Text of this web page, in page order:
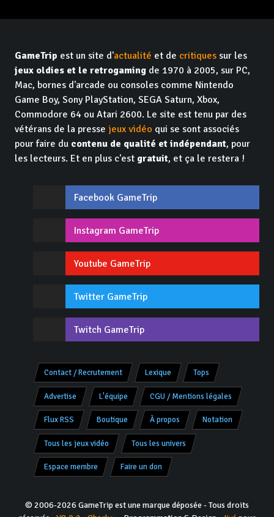
GameTrip est un site d'actualité et de critiques sur les
jeux oldies et le retrogaming de 1970 à 2005, sur PC,
Mac, bornes d'arcade ou consoles comme Nintendo
Game Boy, Sony PlayStation, SEGA Saturn, Xbox,
Commodore 64 ou Atari 2600. Le site est tenu par des
vétérans de la presse jeux vidéo qui se sont associés
pour faire du contenu de qualité et indépendant, pour
les lecteurs. Et en plus c'est gratuit, et ça le restera !
Facebook GameTrip
Instagram GameTrip
Youtube GameTrip
Twitter GameTrip
Twitch GameTrip
Contact / Recrutement Lexique Tops
Advertise L'équipe CGU / Mentions légales
Flux RSS Boutique À propos Notation
Tous les jeux vidéo Tous les univers
Espace membre Faire un don
© 2006-2026 GameTrip est une marque déposée - Tous droits